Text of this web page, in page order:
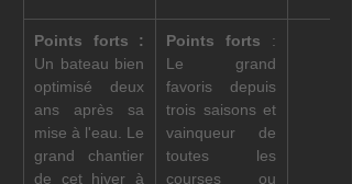
Points forts :
Un bateau bien
optimisé deux
ans après sa
mise à l'eau. Le
grand chantier
de cet hiver à
Points forts :
Le grand
favoris depuis
trois saisons et
vainqueur de
toutes les
courses ou